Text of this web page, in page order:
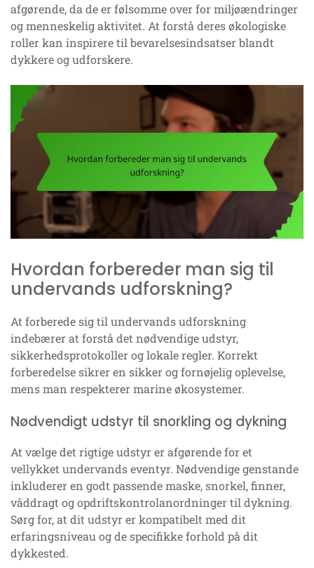
afgørende, da de er følsomme over for miljøændringer
og menneskelig aktivitet. At forstå deres økologiske
roller kan inspirere til bevarelsesindsatser blandt
dykkere og udforskere.
Hvordan forbereder man sig til
undervands udforskning?
At forberede sig til undervands udforskning
indebærer at forstå det nødvendige udstyr,
sikkerhedsprotokoller og lokale regler. Korrekt
forberedelse sikrer en sikker og fornøjelig oplevelse,
mens man respekterer marine økosystemer.
Nødvendigt udstyr til snorkling og dykning
At vælge det rigtige udstyr er afgørende for et
vellykket undervands eventyr. Nødvendige genstande
inkluderer en godt passende maske, snorkel, finner,
våddragt og opdriftskontrolanordninger til dykning.
Sørg for, at dit udstyr er kompatibelt med dit
erfaringsniveau og de specifikke forhold på dit
dykkested.